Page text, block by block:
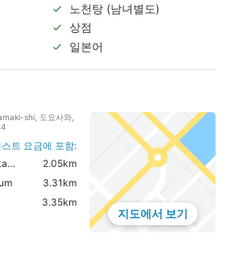
노천탕 (남녀별도)
상점
일본어
shi, 도요사와,
트 요금에 포함:
2.05km
3.31km
3.35km
지도에서 보기